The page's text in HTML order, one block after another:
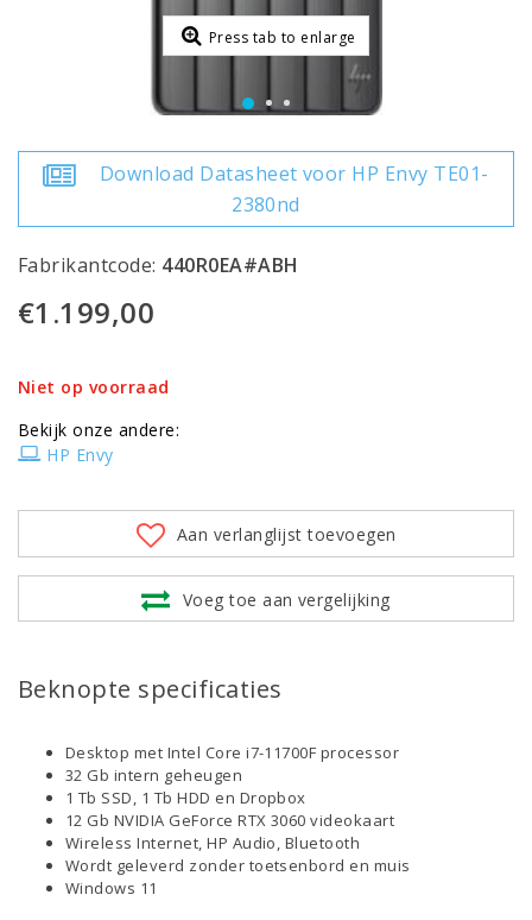
Press tab to enlarge
Download Datasheet voor HP Envy TE01-
2380nd
Fabrikantcode: 440R0EA#ABH
€1.199,00
Niet op voorraad
Bekijk onze andere:
HP Envy
Aan verlanglijst toevoegen
Voeg toe aan vergelijking
Beknopte specificaties
Desktop met Intel Core i7-11700F processor
32 Gb intern geheugen
1 Tb SSD, 1 Tb HDD en Dropbox
12 Gb NVIDIA GeForce RTX 3060 videokaart
Wireless Internet, HP Audio, Bluetooth
Wordt geleverd zonder toetsenbord en muis
Windows 11